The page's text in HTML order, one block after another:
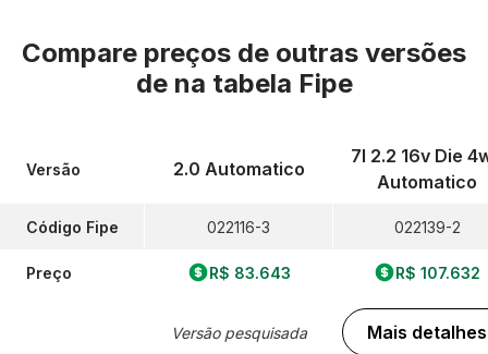
Compare preços de outras versões
de na tabela Fipe
Versão
Código Fipe
Preço
2.0 Automatico
022116-3
R$ 83.643
Versão pesquisada
7l 2.2 16v Die
Automatico
022139-2
R$ 107.632
Mais detalhes